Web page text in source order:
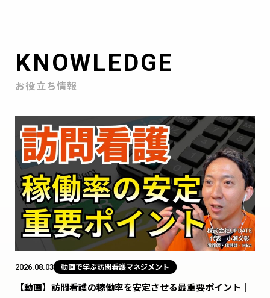
KNOWLEDGE
お役立ち情報
2026.08.03 動画で学ぶ訪問看護マネジメント
【動画】訪問看護の稼働率を安定させる最重要ポイント｜